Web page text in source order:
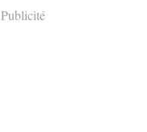
Publicité